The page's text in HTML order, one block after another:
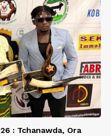
: Tchanawda, Ora